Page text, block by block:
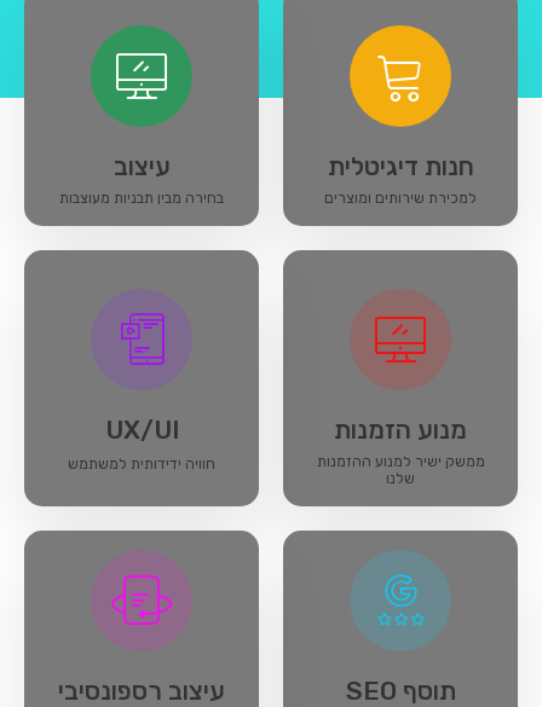
חנות דיגיטלית
למכירת שירותים ומוצרים​
עיצוב
בחירה מבין תבניות מעוצבות
מנוע הזמנות
ממשק ישיר למנוע ההזמנות
שלנו
UX/UI
חוויה ידידותית למשתמש​
תוסף SEO​ עיצוב רספונסיבי